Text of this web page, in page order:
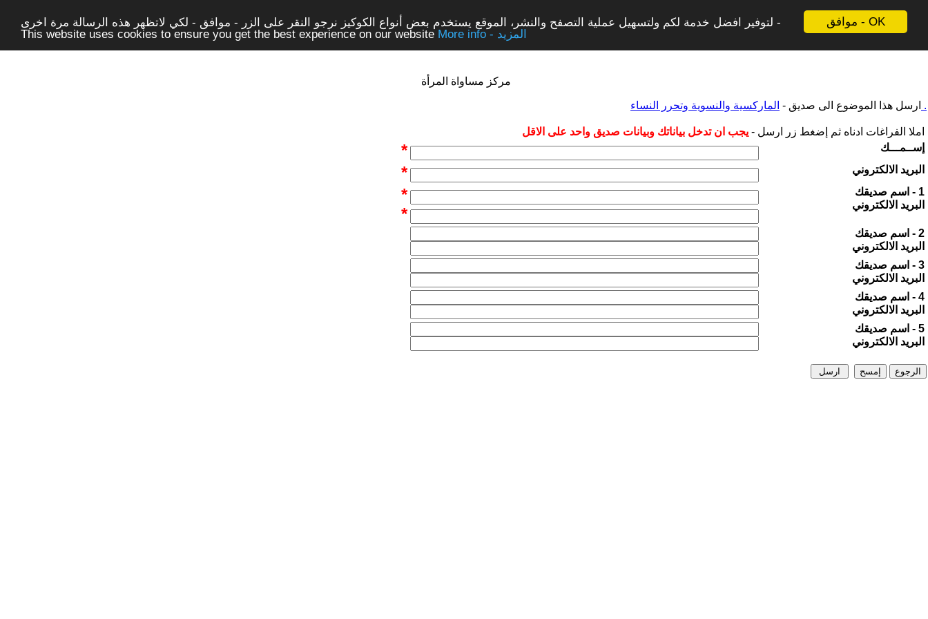
موافق - OK
لتوفير افضل خدمة لكم ولتسهيل عملية التصفح والنشر، الموقع يستخدم بعض أنواع الكوكيز نرجو النقر على الزر - موافق - لكي لاتظهر هذه الرسالة مرة اخرى -
This website uses cookies to ensure you get the best experience on our website
More info - المزيد
مركز مساواة المرأة
ارسل هذا الموضوع الى صديق - الماركسية والنسوية وتحرر النساء .
املا الفراغات ادناه ثم إضغط زر ارسل - يجب ان تدخل بياناتك وبيانات صديق واحد على الاقل
* إســمـــك
* البريد الالكتروني
*
*
1 - اسم صديقك
البريد الالكتروني
2 - اسم صديقك
البريد الالكتروني
3 - اسم صديقك
البريد الالكتروني
4 - اسم صديقك
البريد الالكتروني
5 - اسم صديقك
البريد الالكتروني